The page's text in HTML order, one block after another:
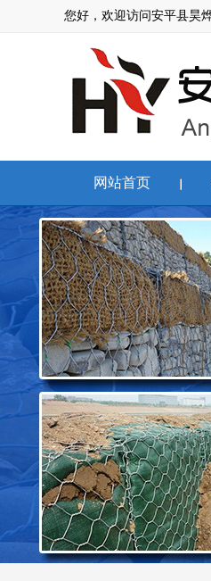
您好，欢迎访问安平县昊
网站首页